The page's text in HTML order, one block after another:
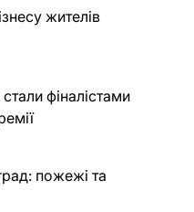
жителів
фіналістами
пожежі та